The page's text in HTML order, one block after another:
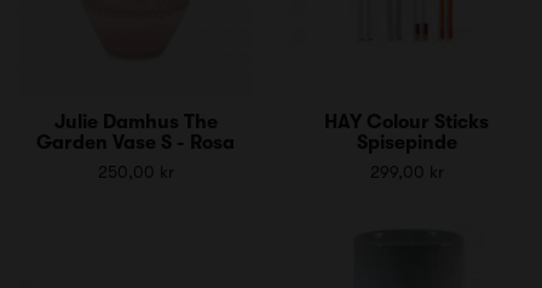
Julie Damhus The
Garden Vase S - Rosa
250,00 kr
HAY Colour Sticks
Spisepinde
299,00 kr